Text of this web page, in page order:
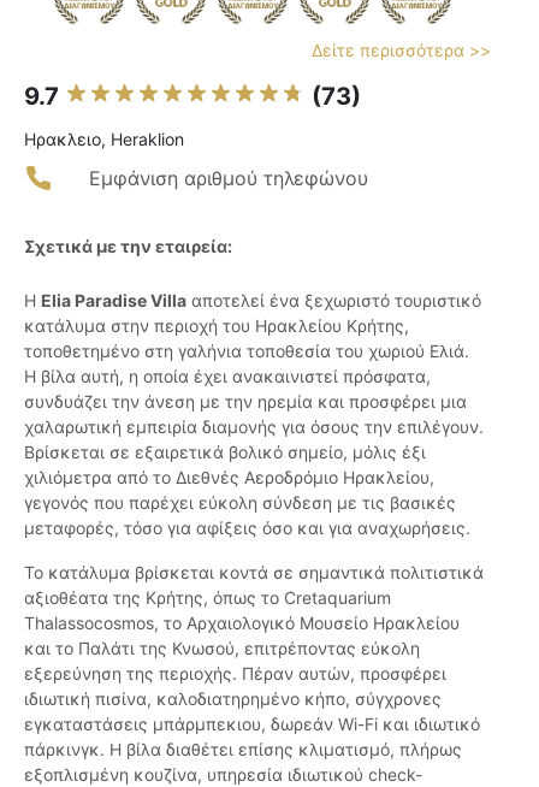
Δείτε περισσότερα >>
9.7 (73)
Ηρακλειο, Heraklion
Εμφάνιση αριθμού τηλεφώνου
Σχετικά με την εταιρεία:
Η Elia Paradise Villa αποτελεί ένα ξεχωριστό τουριστικό
κατάλυμα στην περιοχή του Ηρακλείου Κρήτης,
τοποθετημένο στη γαλήνια τοποθεσία του χωριού Ελιά.
Η βίλα αυτή, η οποία έχει ανακαινιστεί πρόσφατα,
συνδυάζει την άνεση με την ηρεμία και προσφέρει μια
χαλαρωτική εμπειρία διαμονής για όσους την επιλέγουν.
Βρίσκεται σε εξαιρετικά βολικό σημείο, μόλις έξι
χιλιόμετρα από το Διεθνές Αεροδρόμιο Ηρακλείου,
γεγονός που παρέχει εύκολη σύνδεση με τις βασικές
μεταφορές, τόσο για αφίξεις όσο και για αναχωρήσεις.
Το κατάλυμα βρίσκεται κοντά σε σημαντικά πολιτιστικά
αξιοθέατα της Κρήτης, όπως το Cretaquarium
Thalassocosmos, το Αρχαιολογικό Μουσείο Ηρακλείου
και το Παλάτι της Κνωσού, επιτρέποντας εύκολη
εξερεύνηση της περιοχής. Πέραν αυτών, προσφέρει
ιδιωτική πισίνα, καλοδιατηρημένο κήπο, σύγχρονες
εγκαταστάσεις μπάρμπεκιου, δωρεάν Wi-Fi και ιδιωτικό
πάρκινγκ. Η βίλα διαθέτει επίσης κλιματισμό, πλήρως
εξοπλισμένη κουζίνα, υπηρεσία ιδιωτικού check-